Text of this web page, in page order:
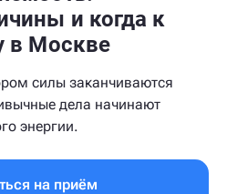
и когда к
в Москве
силы заканчиваются
дела начинают
энергии.
на приём